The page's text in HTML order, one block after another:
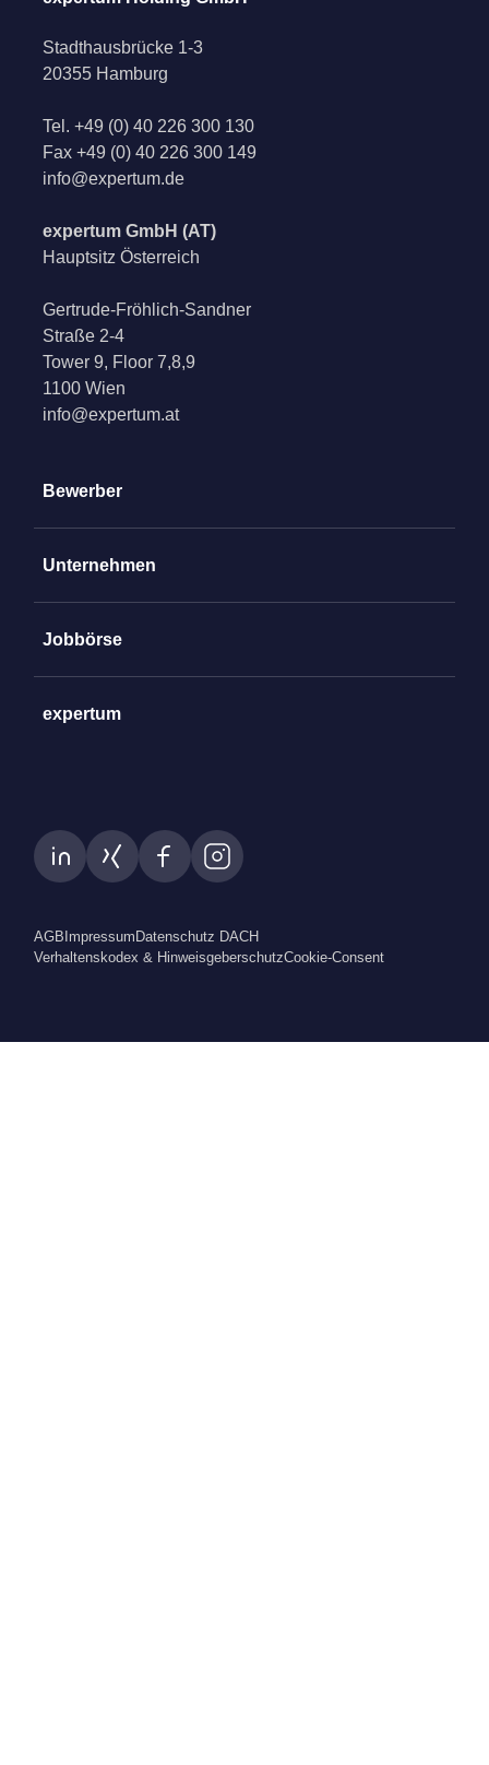
Stadthausbrücke 1-3
20355 Hamburg
Tel. +49 (0) 40 226 300 130
Fax +49 (0) 40 226 300 149
info@expertum.de
expertum GmbH (AT)
Hauptsitz Österreich
Gertrude-Fröhlich-Sandner
Straße 2-4
Tower 9, Floor 7,8,9
1100 Wien
info@expertum.at
Bewerber
Unternehmen
Jobbörse
expertum
AGB Impressum Datenschutz DACH
Verhaltenskodex & HinweisgeberschutzCookie-Consent